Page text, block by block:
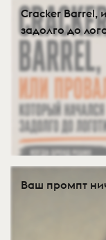
Cracker Barrel,
задолго до
Ваш промпт